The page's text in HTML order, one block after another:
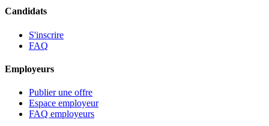
Candidats
S'inscrire
FAQ
Employeurs
Publier une offre
Espace employeur
FAQ employeurs